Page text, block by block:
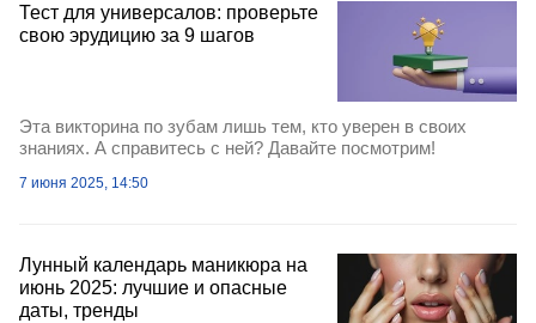
Тест для универсалов: проверьте
свою эрудицию за 9 шагов
Эта викторина по зубам лишь тем, кто уверен в своих
знаниях. А справитесь с ней? Давайте посмотрим!
7 июня 2025, 14:50
Лунный календарь маникюра на
июнь 2025: лучшие и опасные
даты, тренды